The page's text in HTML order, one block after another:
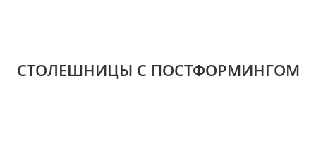
СТОЛЕШНИЦЫ С ПОСТФОРМИНГОМ